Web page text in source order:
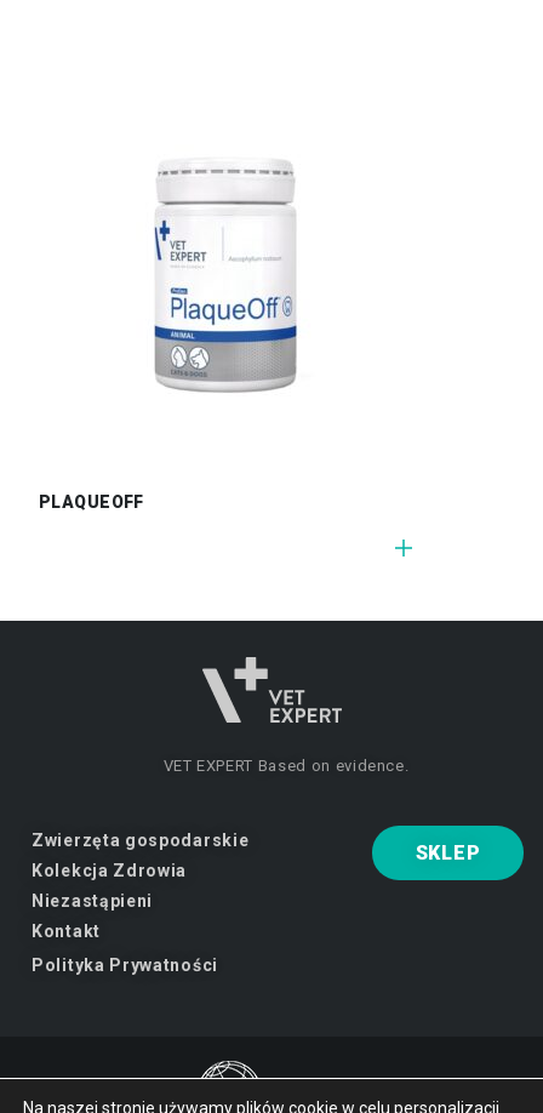
PLAQUEOFF
VET EXPERT Based on evidence.
Zwierzęta gospodarskie
Kolekcja Zdrowia
Niezastąpieni
Kontakt
Polityka Prywatności
SKLEP
Na naszej stronie używamy plików cookie w celu personalizacji